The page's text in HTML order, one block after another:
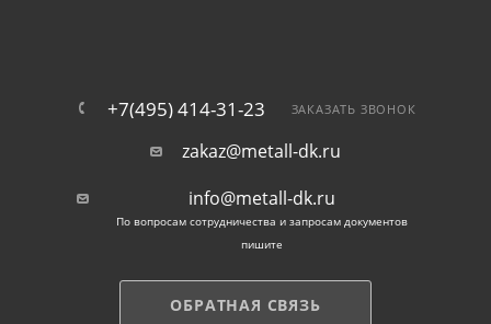
+7(495) 414-31-23 ЗАКАЗАТЬ ЗВОНОК
zakaz@metall-dk.ru
info@metall-dk.ru
По вопросам сотрудничества и запросам документов
пишите
ОБРАТНАЯ СВЯЗЬ